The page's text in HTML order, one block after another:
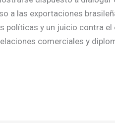
a las exportaciones
políticas y un juicio contra
comerciales y